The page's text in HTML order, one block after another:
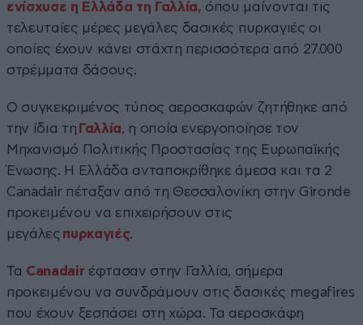
ενίσχυσε η Ελλάδα τη Γαλλία, όπου μαίνονται τις
τελευταίες μέρες μεγάλες δασικές πυρκαγιές οι
οποίες έχουν κάνει στάχτη περισσότερα από 27.000
στρέμματα δάσους.
Ο συγκεκριμένος τύπος αεροσκαφών ζητήθηκε από
την ίδια τη Γαλλία, η οποία ενεργοποίησε τον
Μηχανισμό Πολιτικής Προστασίας της Ευρωπαϊκής
Ένωσης. Η Ελλάδα ανταποκρίθηκε άμεσα και τα 2
Canadair πέταξαν από τη Θεσσαλονίκη στην Gironde
προκειμένου να επιχειρήσουν στις
μεγάλες πυρκαγιές.
Τα Canadair έφτασαν στην Γαλλία, σήμερα
προκειμένου να συνδράμουν στις δασικές megafires
που έχουν ξεσπάσει στη χώρα. Τα αεροσκάφη